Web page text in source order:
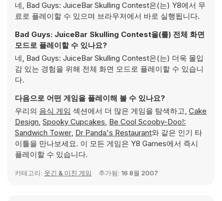
네, Bad Guys: JuiceBar Skulling Contest은(는) Y8에서 무
료로 플레이할 수 있으며 브라우저에서 바로 실행됩니다.
Bad Guys: JuiceBar Skulling Contest을(를) 전체 화면
모드로 플레이할 수 있나요?
네, Bad Guys: JuiceBar Skulling Contest은(는) 더욱 몰입
감 있는 경험을 위해 전체 화면 모드로 플레이할 수 있습니
다.
다음으로 어떤 게임을 플레이해 볼 수 있나요?
우리의 음식 게임 섹션에서 더 많은 게임을 탐색하고, Cake
Design, Spooky Cupcakes, Be Cool Scooby-Doo!:
Sandwich Tower, Dr Panda's Restaurant와 같은 인기 타
이틀을 만나보세요. 이 모든 게임은 Y8 Games에서 즉시
플레이할 수 있습니다.
카테고리: 웃긴 & 미친 게임 추가됨: 16 8월 2007